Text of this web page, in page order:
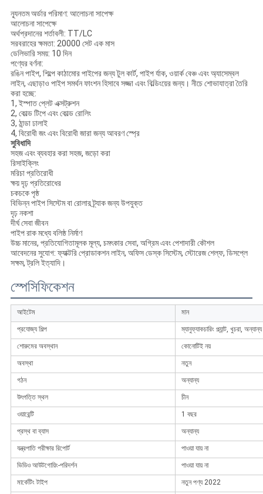
ন্যূনতম অর্ডার পরিমাণ: আলোচনা সাপেক্ষ
আলোচনা সাপেক্ষে
অর্থপ্রদানের শর্তাবলী: TT/LC
সরবরাহের ক্ষমতা: 20000 সেট এক মাস
ডেলিভারি সময়: 10 দিন
পণ্যের বর্ণনা:
রঙিন পাইপ, শিল্পে কাঠামোর পাইপের জন্য টুল কার্ট, পাইপ র্যাক, ওয়ার্ক বেঞ্চ এবং অ্যাসেম্বল
লাইন, এছাড়াও পাইপ সমর্থন ফাংশন হিসাবে সজ্জা এবং বিল্ডিংয়ের জন্য। নীচে শোভাযাত্রা তৈরি
করা হচ্ছে:
1, ইস্পাত প্লেট এক্সট্রুশন
2, কোল্ড টিপে এবং কোল্ড রোলিং
3, ঠান্ডা ঢালাই
4, বিরোধী জং এবং বিরোধী জারা জন্য আবরণ স্প্রে
সুবিধাদি
সহজ এবং ব্যবহার করা সহজ, জড়ো করা
রিসাইক্লিং
মরিচা প্রতিরোধী
ক্ষয় দৃঢ় প্রতিরোধের
চকচকে পৃষ্ঠ
বিভিন্ন পাইপ সিস্টেম বা রোলার ট্র্যাক জন্য উপযুক্ত
দৃঢ় নকশা
দীর্ঘ সেবা জীবন
পাইপ রাক মধ্যে বলিষ্ঠ নির্মাণ
উচ্চ মানের, প্রতিযোগিতামূলক মূল্য, চমৎকার সেবা, অগ্রিম এবং পেশাদারী কৌশল
আবেদনের সুযোগ: ফ্যাক্টরি প্রোডাকশন লাইন, অফিস ডেস্ক সিস্টেম, স্টোরেজ শেল্ফ, ডিসপ্লে
সক্ষম, ট্রলি ইত্যাদি।
স্পেসিফিকেশন
আইটেম মান
প্রযোজ্য শিল্প ম্যানুফ্যাকচারিং প্ল্যান্ট, খুচরা, অন্যান্য
শোরুমের অবস্থান কোনোটিই নয়
অবস্থা নতুন
গঠন অন্যান্য
উৎপত্তি স্থল চীন
ওয়ারেন্টি 1 বছর
প্রস্থ বা ব্যাস অন্যান্য
যন্ত্রপাতি পরীক্ষার রিপোর্ট পাওয়া যায় না
ভিডিও আউটগোয়িং-পরিদর্শন পাওয়া যায় না
মার্কেটিং টাইপ নতুন পণ্য 2022